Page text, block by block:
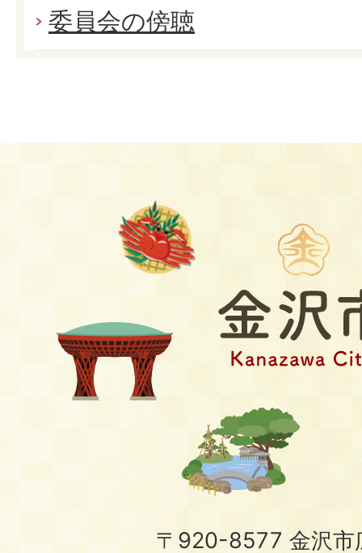
委員会の傍聴
〒920-8577 金沢市